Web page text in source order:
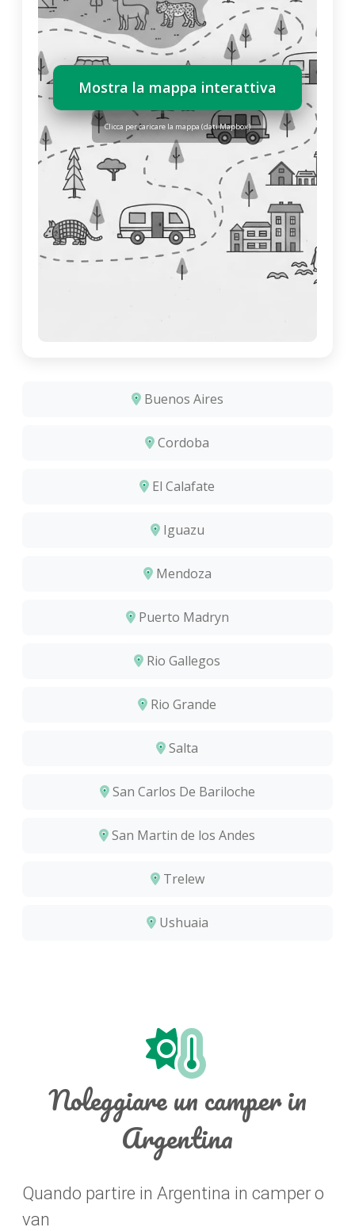
Mostra la mappa interattiva
Clicca per caricare la mappa (dati Mapbox)
Buenos Aires
Cordoba
El Calafate
Iguazu
Mendoza
Puerto Madryn
Rio Gallegos
Rio Grande
Salta
San Carlos De Bariloche
San Martin de los Andes
Trelew
Ushuaia
Noleggiare un camper in
Argentina
Quando partire in Argentina in camper o
van